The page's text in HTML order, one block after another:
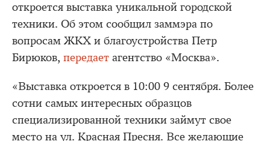
откроется выставка уникальной городской
техники. Об этом сообщил заммэра по
вопросам ЖКХ и благоустройства Петр
Бирюков, передает агентство «Москва».
«Выставка откроется в 10:00 9 сентября. Более
сотни самых интересных образцов
специализированной техники займут свое
место на ул. Красная Пресня. Все желающие